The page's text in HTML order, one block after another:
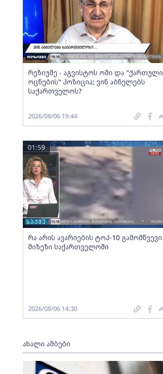
რეზიუმე - აგვისტოს ომი და "ქართული
ოცნების" პოზიცია; ვინ აბნელებს
საქართველოს?
2026/08/06 19:44
რა არის ავარიების ტოპ-10 გამომწვევი
მიზეზი საქართველოში
01:59
2026/08/06 14:30
ახალი ამბები